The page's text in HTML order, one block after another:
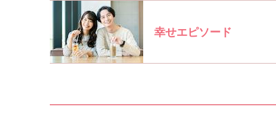
幸せエピソード